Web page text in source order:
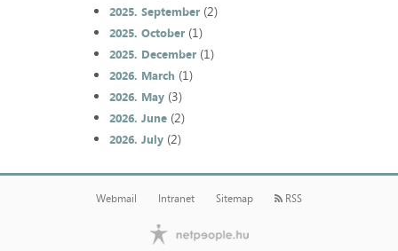
2025. September(2)
2025. October(1)
2025. December(1)
2026. March (1)
2026. May(3)
2026. June(2)
2026. July(2)
Webmail Intranet Sitemap RSS